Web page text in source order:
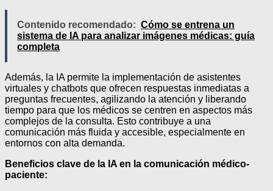
Contenido recomendado: Cómo se entrena un
sistema de IA para analizar imágenes médicas: guía
completa
Además, la IA permite la implementación de asistentes
virtuales y chatbots que ofrecen respuestas inmediatas a
preguntas frecuentes, agilizando la atención y liberando
tiempo para que los médicos se centren en aspectos más
complejos de la consulta. Esto contribuye a una
comunicación más fluida y accesible, especialmente en
entornos con alta demanda.
Beneficios clave de la IA en la comunicación médico-
paciente: